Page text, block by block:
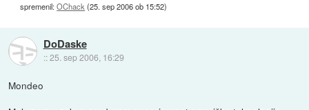
spremenil:OChack (25. sep 2006 ob 15:52)
DoDaske
::25. sep 2006, 16:29
Mondeo